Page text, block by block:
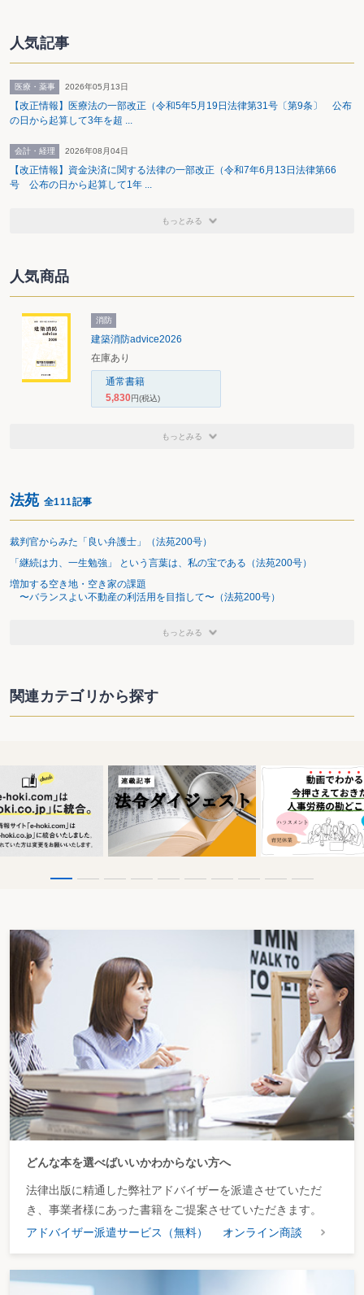
人気記事
医療・薬事 2026年05月13日
【改正情報】医療法の一部改正（令和5年5月19日法律第31号〔第9条〕 公布
の日から起算して3年を超 ...
会計・経理 2026年08月04日
【改正情報】資金決済に関する法律の一部改正（令和7年6月13日法律第66
号 公布の日から起算して1年 ...
もっとみる
人気商品
消防
建築消防advice2026
在庫あり
通常書籍
5,830円(税込)
もっとみる
法苑全111記事
裁判官からみた「良い弁護士」（法苑200号）
「継続は力、一生勉強」 という言葉は、私の宝である（法苑200号）
増加する空き地・空き家の課題
〜バランスよい不動産の利活用を目指して〜（法苑200号）
もっとみる
関連カテゴリから探す
どんな本を選べばいいかわからない方へ
法律出版に精通した弊社アドバイザーを派遣させていただ
き、事業者様にあった書籍をご提案させていただきます。
アドバイザー派遣サービス（無料）
オンライン商談